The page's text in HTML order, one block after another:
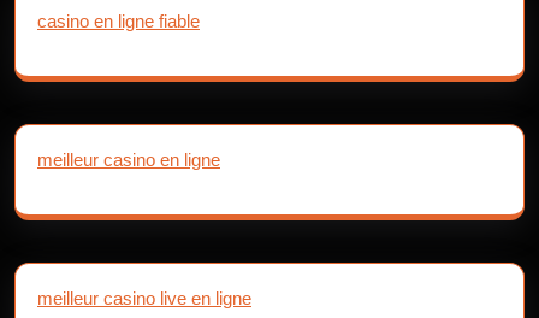
casino en ligne fiable
meilleur casino en ligne
meilleur casino live en ligne